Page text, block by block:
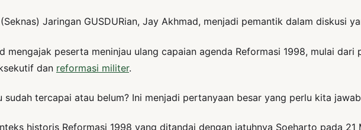
Jaringan GUSDURian, Jay Akhmad, menjadi pemantik dalam diskusi
mengajak peserta meninjau ulang capaian agenda Reformasi 1998, mulai
dan reformasi militer.
sudah tercapai atau belum? Ini menjadi pertanyaan besar yang perlu kita
historis Reformasi 1998 yang ditandai dengan jatuhnya Soeharto pada